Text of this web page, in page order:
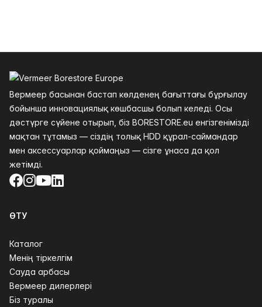
Вермеер басынан бастап көлденең бағыттағы бұрғылау
бойынша инновациялық көшбасшы болып келеді. Осы
дәстүрге сүйене отырып, біз BORESTORE.eu енгізгенімізді
мақтан тұтамыз — сіздің толық HDD құрал-саймандар
мен аксессуарлар қоймаңыз — сізге ұнаса да қол
жетімді.
Facebook
Instagram
YouTube
LinkedIn
ӨТУ
Каталог
Менің тіркелгім
Сауда арбасы
Вермеер дилерлері
Біз туралы